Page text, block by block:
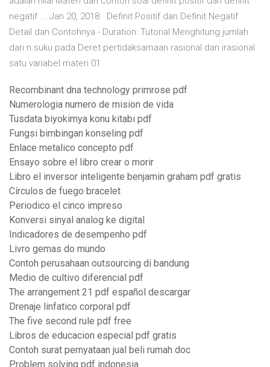
negatif ... Jan 20, 2018 · Definit Positif dan Definit Negatif
Detail dan Contohnya - Duration: Tutorial Menghitung jumlah
dari n suku pada Deret pertidaksamaan rasional dan irasional
satu variabel materi 01
Recombinant dna technology primrose pdf
Numerologia numero de mision de vida
Tusdata biyokimya konu kitabı pdf
Fungsi bimbingan konseling pdf
Enlace metalico concepto pdf
Ensayo sobre el libro crear o morir
Libro el inversor inteligente benjamin graham pdf gratis
Círculos de fuego bracelet
Periodico el cinco impreso
Konversi sinyal analog ke digital
Indicadores de desempenho pdf
Livro gemas do mundo
Contoh perusahaan outsourcing di bandung
Medio de cultivo diferencial pdf
The arrangement 21 pdf español descargar
Drenaje linfatico corporal pdf
The five second rule pdf free
Libros de educacion especial pdf gratis
Contoh surat pernyataan jual beli rumah doc
Problem solving pdf indonesia